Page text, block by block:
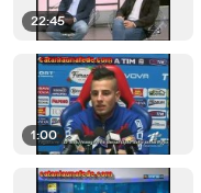
22:45
1:00